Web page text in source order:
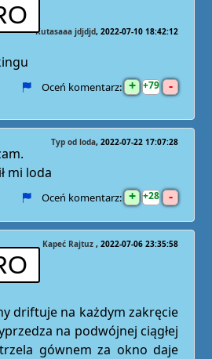
Kutasaaa jdjdjd 2022-07-10 18:42:12
Oceń komentarz: + 79 -
Typ od loda 2022-07-22 17:07:28
mi loda
Oceń komentarz: + 28 -
Kapeć Rajtuz 2022-07-06 23:35:58
driftuje na każdym zakręcie
na podwójnej ciągłej
gównem za okno daje